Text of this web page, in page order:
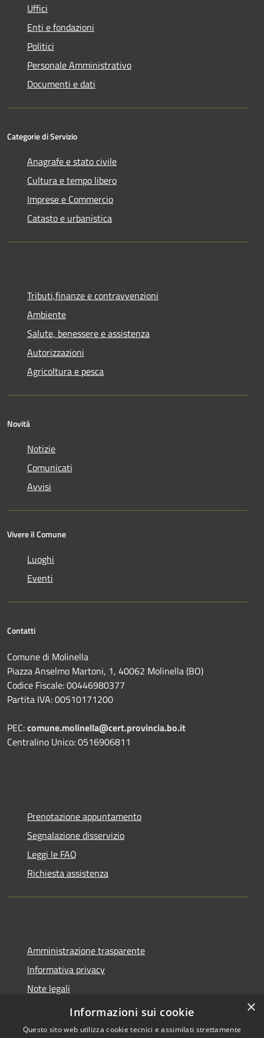
Uffici
Enti e fondazioni
Politici
Personale Amministrativo
Documenti e dati
Categorie di Servizio
Anagrafe e stato civile
Cultura e tempo libero
Imprese e Commercio
Catasto e urbanistica
Tributi,finanze e contravvenzioni
Ambiente
Salute, benessere e assistenza
Autorizzazioni
Agricoltura e pesca
Novità
Notizie
Comunicati
Avvisi
Vivere il Comune
Luoghi
Eventi
Contatti
Comune di Molinella
Piazza Anselmo Martoni, 1, 40062 Molinella (BO)
Codice Fiscale: 00446980377
Partita IVA: 00510171200
PEC:comune.molinella@cert.provincia.bo.it
Centralino Unico: 0516906811
Prenotazione appuntamento
Segnalazione disservizio
Leggi le FAQ
Richiesta assistenza
Amministrazione trasparente
Informativa privacy
Note legali
Dichiarazione di accessibilità
×
Informazioni sui cookie
Questo sito web utilizza cookie tecnici e assimilati strettamente